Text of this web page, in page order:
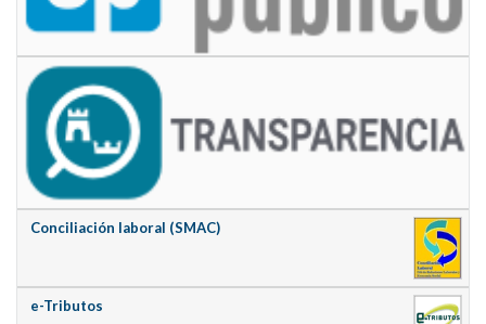
Conciliación laboral (SMAC)
e-Tributos